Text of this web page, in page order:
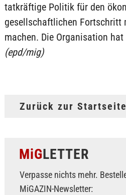
tatkräftige Politik für den
gesellschaftlichen Fortschritt
machen. Die Organisation
(epd/mig)
Zurück zur Startseite
MiGLETTER
Verpasse nichts mehr.
MiGAZIN-Newsletter: